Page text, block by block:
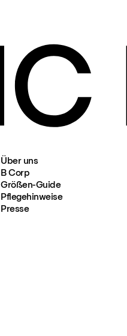
Über uns
B Corp
Größen-Guide
Pflegehinweise
Presse